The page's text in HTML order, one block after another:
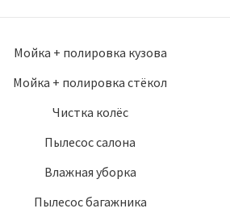
Мойка + полировка кузова
Мойка + полировка стёкол
Чистка колёс
Пылесос салона
Влажная уборка
Пылесос багажника